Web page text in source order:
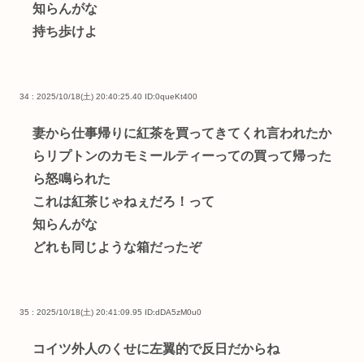
知らんがな
持ち歩けよ
34 : 2025/10/18(土) 20:40:25.40 ID:0queKt400
妻から仕事帰りに紅茶を買ってきてくれ言われたか
らリプトンのカモミールティーっての買って帰った
ら怒鳴られた
これは紅茶じゃねぇだろ！って
知らんがな
どれも同じような箱だったぞ
35 : 2025/10/18(土) 20:41:09.95 ID:dDA5zM0u0
コイツ外人のくせに左翼的で反日だからね